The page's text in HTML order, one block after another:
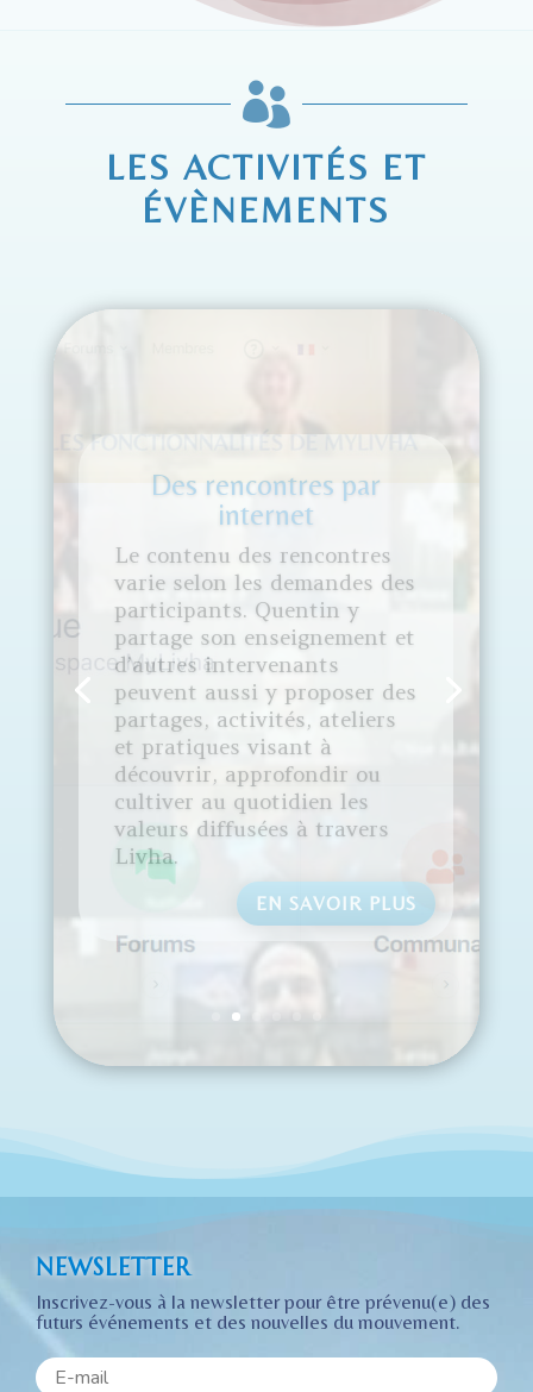

LES ACTIVITÉS ET
ÉVÈNEMENTS
d'échange dans
l'espace "my Livha"
Cet espace permet
d’accéder à la
communauté et ainsi
contribuer à faire
grandir le réseau du
cœur. Vous avez aussi
la possibilité de
souscrire à
l’abonnement «
mylivha + » pour ceux
qui souhaite soutenir
financièrement le
développement du
mouvement et avoir
accès à l’essence des
enseignements,
contenus et services
partagés par Livha.
NEWSLETTER
Inscrivez-vous à la newsletter pour être prévenu(e) des
futurs événements et des nouvelles du mouvement.